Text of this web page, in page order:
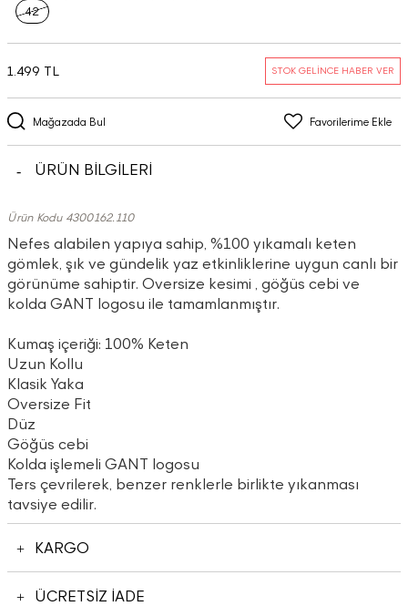
42
Mağazada Bul Favorilerime Ekle
1.499 TL STOK GELİNCE HABER VER
ÜRÜN BİLGİLERİ
Ürün Kodu 4300162.110
Nefes alabilen yapıya sahip, %100 yıkamalı keten
gömlek, şık ve gündelik yaz etkinliklerine uygun canlı bir
görünüme sahiptir. Oversize kesimi , göğüs cebi ve
kolda GANT logosu ile tamamlanmıştır.
Kumaş içeriği: 100% Keten
Uzun Kollu
Klasik Yaka
Oversize Fit
Düz
Göğüs cebi
Kolda işlemeli GANT logosu
Ters çevrilerek, benzer renklerle birlikte yıkanması
tavsiye edilir.
KARGO
ÜCRETSİZ İADE